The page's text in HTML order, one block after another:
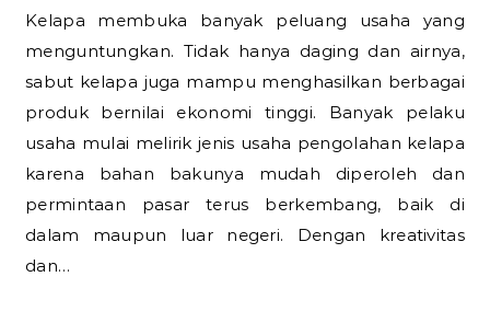
Kelapa membuka banyak peluang usaha yang
menguntungkan. Tidak hanya daging dan airnya,
sabut kelapa juga mampu menghasilkan berbagai
produk bernilai ekonomi tinggi. Banyak pelaku
usaha mulai melirik jenis usaha pengolahan kelapa
karena bahan bakunya mudah diperoleh dan
permintaan pasar terus berkembang, baik di
dalam maupun luar negeri. Dengan kreativitas
dan…